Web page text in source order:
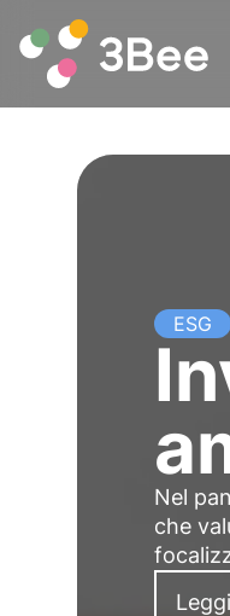
ESG
Nel
che